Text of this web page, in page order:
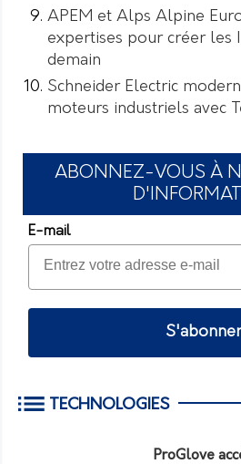
APEM et Alps Alpine
expertises pour créer les
demain
Schneider Electric
moteurs industriels avec
ABONNEZ-VOUS À
E-mail
S'abonner
TECHNOLOGIES
ProGlove